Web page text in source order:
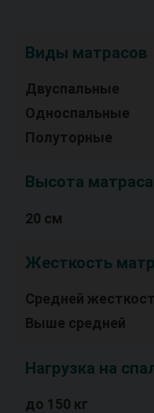
Виды матрасов
Двуспальные
Односпальные
Полуторные
Высота матраса
20 см
Жесткость
Средней
Выше средней
Нагрузка на
до 150 кг